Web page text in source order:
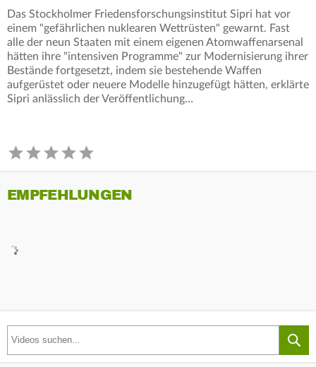
Das Stockholmer Friedensforschungsinstitut Sipri hat vor
einem "gefährlichen nuklearen Wettrüsten" gewarnt. Fast
alle der neun Staaten mit einem eigenen Atomwaffenarsenal
hätten ihre "intensiven Programme" zur Modernisierung ihrer
Bestände fortgesetzt, indem sie bestehende Waffen
aufgerüstet oder neuere Modelle hinzugefügt hätten, erklärte
Sipri anlässlich der Veröffentlichung…
EMPFEHLUNGEN